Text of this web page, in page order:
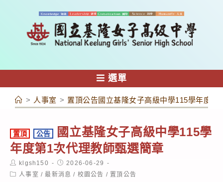
容
選單
> 人事室 > 置頂公告國立基隆女子高級中學115學年度第
置頂 公告
國立基隆女子高級中學115學
年度第1次代理教師甄選簡章
Post
author:
klgsh150
Post
published:
2026-06-29
Post人事室 / 最新消息 / 校園公告 / 置頂公告